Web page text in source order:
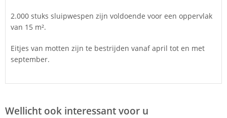
2.000 stuks sluipwespen zijn voldoende voor een oppervlak
van 15 m².
Eitjes van motten zijn te bestrijden vanaf april tot en met
september.
Wellicht ook interessant voor u